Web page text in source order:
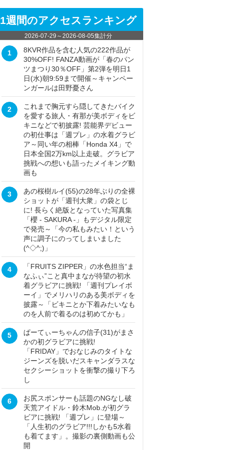
1週間のアクセスランキング
2026-07-29 ～2026-08-05集計分
1
8KVR作品を含む人気の222作品が
30%OFF! FANZA動画が「春のパン
ツまつり30％OFF」第2弾を明日1
日(水)朝9:59まで開催～キャンペー
ンガールは田野憂さん
2
これまで胸元すら隠してきたバイク
を愛する旅人・有那が美ボディをビ
キニなどで初披露! 芸能界デビュー
の初仕事は「週プレ」の水着グラビ
ア～同い年の相棒「Honda X4」で
日本全国2万km以上走破。グラビア
挑戦への想いも語ったメイキング動
画も
3
あの桜樹ルイ(55)の28年ぶりの全裸
ショットが「週刊大衆」の袋とじ
に! 長らく絶版となっていた写真集
「櫻 - SAKURA -」もデジタル限定
で発売～「今の私もみたい！という
声に調子にのってしまいました
(^◇^;)」
4
「FRUITS ZIPPER」の水色担当“ま
なふぃ”こと真中まなが待望の初水
着グラビアに挑戦! 「週刊プレイボ
ーイ」でメリハリのある美ボディを
披露～「ビキニとか下着みたいなも
のを人前で着るのは初めてかも」
5
ぱーてぃーちゃんの信子(31)がまさ
かの初グラビアに挑戦!
「FRIDAY」でおなじみのタイトな
ジーンズを脱いだスキャンダラスな
セクシーショットを衝撃の撮り下ろ
し
6
お尻スポンサーも話題のNGなし破
天荒アイドル・鈴木Mob.が初グラ
ビアに挑戦! 「週プレ」に登場～
「人生初のグラビア!!!しかも5水着
も着てます」。撮影の裏側動画も公
開